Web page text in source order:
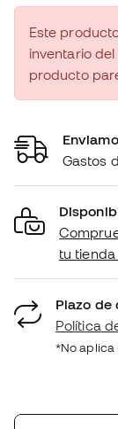
Este
inventario
producto
Gastos
tu
Plazo de
Política
*No aplica